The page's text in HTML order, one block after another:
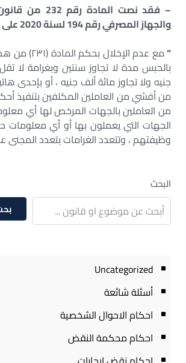
– فقد نصت
والجهاز المصرفي رقم 194 لسنة 2020 على أن : –
“
مع عدم الإخلال
بالحبس مدة لا تجاوز سنتين وبغرامة لا
جنيه ولا تجاوز مائة ألف جنيه ، أو بإحدى
من أفشي من العاملين المكلفين بتنفيذ
من العاملين بالجهات المرخص لها أي
الجهات التي يعملون بها أو أي معلومات
وظيفتهم ، وتتعدد الغرامات بتعدد المجنى
البحث
Uncategorized
أسئلة شائعة
احكام الاحوال الشخصية
احكام محكمة النقض